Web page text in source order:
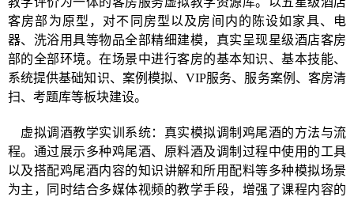
客房部为原型，对不同房型以及房间内的陈设如家具、电
器、洗浴用具等物品全部精细建模，真实呈现星级酒店客房
部的全部环境。在场景中进行客房的基本知识、基本技能、
系统提供基础知识、案例模拟、VIP服务、服务案例、客房清
扫、考题库等板块建设。
虚拟调酒教学实训系统： 真实模拟调制鸡尾酒的方法与流
程。通过展示多种鸡尾酒、原料酒及调制过程中使用的工具
以及搭配鸡尾酒内容的知识讲解和所用配料等多种模拟场景
为主，同时结合多媒体视频的教学手段，增强了课程内容的